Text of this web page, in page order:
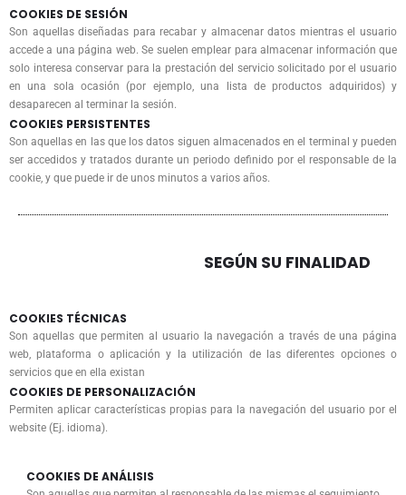
COOKIES DE SESIÓN
Son aquellas diseñadas para recabar y almacenar datos mientras el usuario
accede a una página web. Se suelen emplear para almacenar información que
solo interesa conservar para la prestación del servicio solicitado por el usuario
en una sola ocasión (por ejemplo, una lista de productos adquiridos) y
desaparecen al terminar la sesión.
COOKIES PERSISTENTES
Son aquellas en las que los datos siguen almacenados en el terminal y pueden
ser accedidos y tratados durante un periodo definido por el responsable de la
cookie, y que puede ir de unos minutos a varios años.
SEGÚN SU FINALIDAD
COOKIES TÉCNICAS
Son aquellas que permiten al usuario la navegación a través de una página
web, plataforma o aplicación y la utilización de las diferentes opciones o
servicios que en ella existan
COOKIES DE PERSONALIZACIÓN
Permiten aplicar características propias para la navegación del usuario por el
website (Ej. idioma).
COOKIES DE ANÁLISIS